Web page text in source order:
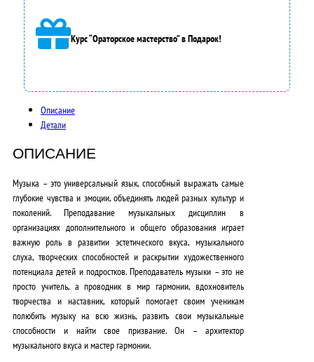
а
3
5
0
0
0
,
0
0
₽
.
Курс “Ораторское мастерство” в Подарок!
Описание
Детали
ОПИСАНИЕ
Музыка – это универсальный язык, способный выражать самые
глубокие чувства и эмоции, объединять людей разных культур и
поколений. Преподавание музыкальных дисциплин в
организациях дополнительного и общего образования играет
важную роль в развитии эстетического вкуса, музыкального
слуха, творческих способностей и раскрытии художественного
потенциала детей и подростков. Преподаватель музыки – это не
просто учитель, а проводник в мир гармонии, вдохновитель
творчества и наставник, который помогает своим ученикам
полюбить музыку на всю жизнь, развить свои музыкальные
способности и найти свое призвание. Он – архитектор
музыкального вкуса и мастер гармонии.